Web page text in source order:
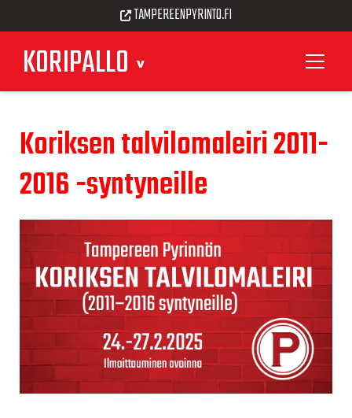
KORIPALLO
TAMPEREENPYRINTO.FI
Koriksen talvilomaleiri 2011-
2016 -syntyneille